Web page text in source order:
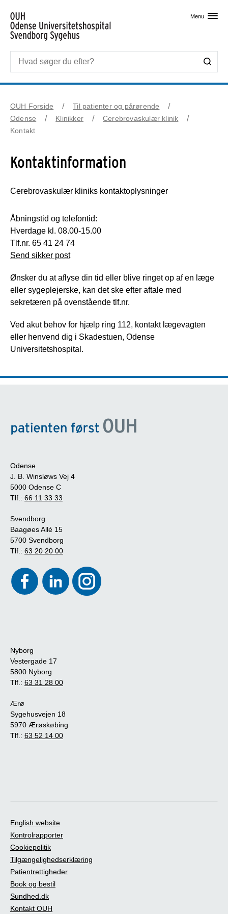
Menu
OUH Forside
Til patienter og pårørende
Odense
Klinikker
Cerebrovaskulær klinik
Kontakt
Kontaktinformation
Cerebrovaskulær kliniks kontaktoplysninger
Åbningstid og telefontid:
Hverdage kl. 08.00-15.00
Tlf.nr. 65 41 24 74
Send sikker post
Ønsker du at aflyse din tid eller blive ringet op af en læge
eller sygeplejerske, kan det ske efter aftale med
sekretæren på ovenstående tlf.nr.
Ved akut behov for hjælp ring 112, kontakt lægevagten
eller henvend dig i Skadestuen, Odense
Universitetshospital.
Odense
J. B. Winsløws Vej 4
5000 Odense C
Tlf.: 66 11 33 33
Svendborg
Baagøes Allé 15
5700 Svendborg
Tlf.: 63 20 20 00
Nyborg
Vestergade 17
5800 Nyborg
Tlf.: 63 31 28 00
Ærø
Sygehusvejen 18
5970 Ærøskøbing
Tlf.: 63 52 14 00
English website
Kontrolrapporter
Cookiepolitik
Tilgængelighedserklæring
Patientrettigheder
Book og bestil
Sundhed.dk
Kontakt OUH